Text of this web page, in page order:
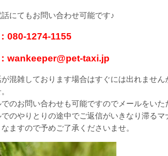
話にてもお問い合わせ可能です♪
080-1274-1155
wankeeper@pet-taxi.jp
混雑しております場合はすぐには出れませ
のお問い合わせも可能ですのでメールをいた
のやりとりの途中でご返信がいきなり滞る
ますので予めご了承くださいませ。